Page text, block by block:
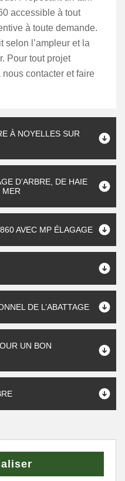
accessible à tout
à toute demande.
selon l’ampleur et la
Pour tout projet
nous contacter et faire
À NOYELLES SUR
D’ARBRE, DE HAIE
MER
AVEC MP ÉLAGAGE
DE L’ABATTAGE
UN BON